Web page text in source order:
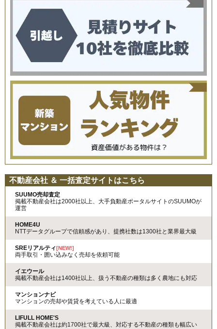
不動産会社 ＆ 一括査定サイトはこちら
SUUMO売却査定
掲載不動産会社は2000社以上、大手負動産ポータルサイトのSUUMOが
運営
HOME4U
NTTデータグループで信頼感があり、提携社数は1300社と業界最大級
SREリアルティ[NEW!]
両手取引・囲い込みなく売却を依頼可能
イエウール
掲載不動産会社は1400社以上、扱う不動産の種類は多く農地にも対応
マンションナビ
マンションの売却や賃貸を考えている人に最適
LIFULL HOME'S
掲載不動産会社は約1700社で最大級、対応する不動産の種類も幅広い